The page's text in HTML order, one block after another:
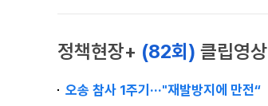
정책현장+ (82회) 클립영상
오송 참사 1주기···"재발방지에 만전“